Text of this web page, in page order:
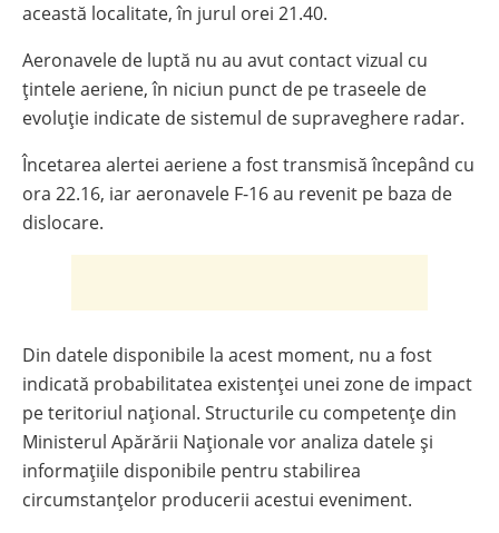
această localitate, în jurul orei 21.40.
Aeronavele de luptă nu au avut contact vizual cu
țintele aeriene, în niciun punct de pe traseele de
evoluție indicate de sistemul de supraveghere radar.
Încetarea alertei aeriene a fost transmisă începând cu
ora 22.16, iar aeronavele F-16 au revenit pe baza de
dislocare.
Din datele disponibile la acest moment, nu a fost
indicată probabilitatea existenței unei zone de impact
pe teritoriul național. Structurile cu competențe din
Ministerul Apărării Naționale vor analiza datele și
informațiile disponibile pentru stabilirea
circumstanțelor producerii acestui eveniment.